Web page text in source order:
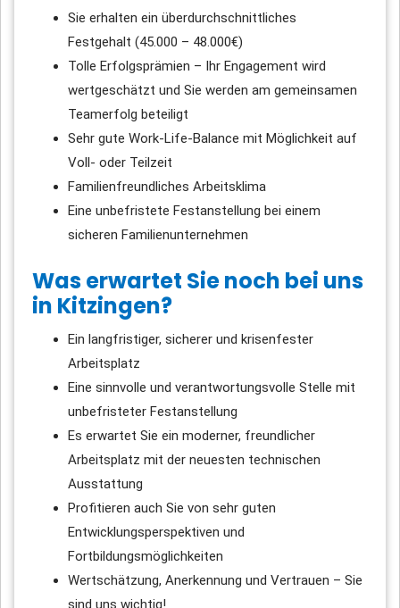
Sie erhalten ein überdurchschnittliches
Festgehalt (45.000 – 48.000€)
Tolle Erfolgsprämien – Ihr Engagement wird
wertgeschätzt und Sie werden am gemeinsamen
Teamerfolg beteiligt
Sehr gute Work-Life-Balance mit Möglichkeit auf
Voll- oder Teilzeit
Familienfreundliches Arbeitsklima
Eine unbefristete Festanstellung bei einem
sicheren Familienunternehmen
Was erwartet Sie noch bei uns
in Kitzingen?
Ein langfristiger, sicherer und krisenfester
Arbeitsplatz
Eine sinnvolle und verantwortungsvolle Stelle mit
unbefristeter Festanstellung
Es erwartet Sie ein moderner, freundlicher
Arbeitsplatz mit der neuesten technischen
Ausstattung
Profitieren auch Sie von sehr guten
Entwicklungsperspektiven und
Fortbildungsmöglichkeiten
Wertschätzung, Anerkennung und Vertrauen – Sie
sind uns wichtig!